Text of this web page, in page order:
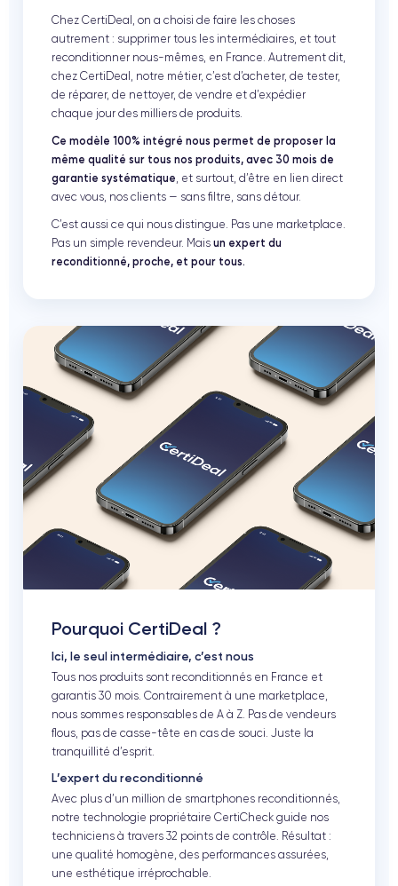
Chez CertiDeal, on a choisi de faire les choses
autrement : supprimer tous les intermédiaires, et tout
reconditionner nous-mêmes, en France. Autrement dit,
chez CertiDeal, notre métier, c’est d’acheter, de tester,
de réparer, de nettoyer, de vendre et d’expédier
chaque jour des milliers de produits.
Ce modèle 100% intégré nous permet de proposer la
même qualité sur tous nos produits, avec 30 mois de
garantie systématique, et surtout, d’être en lien direct
avec vous, nos clients — sans filtre, sans détour.
C’est aussi ce qui nous distingue. Pas une marketplace.
Pas un simple revendeur. Mais un expert du
reconditionné, proche, et pour tous.
Pourquoi CertiDeal ?
Ici, le seul intermédiaire, c’est nous
Tous nos produits sont reconditionnés en France et
garantis 30 mois. Contrairement à une marketplace,
nous sommes responsables de A à Z. Pas de vendeurs
flous, pas de casse-tête en cas de souci. Juste la
tranquillité d’esprit.
L’expert du reconditionné
Avec plus d’un million de smartphones reconditionnés,
notre technologie propriétaire CertiCheck guide nos
techniciens à travers 32 points de contrôle. Résultat :
une qualité homogène, des performances assurées,
une esthétique irréprochable.